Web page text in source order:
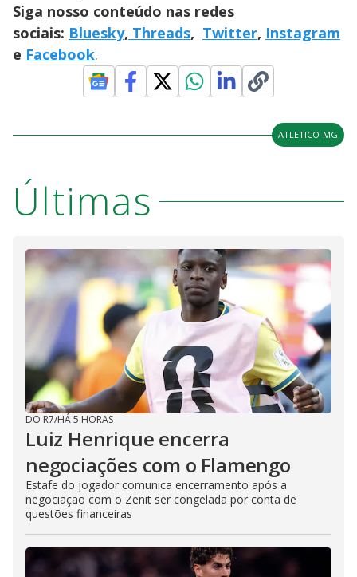
Siga nosso conteúdo nas redes
sociais: Bluesky, Threads, Twitter, Instagram
e Facebook.
ATLETICO-MG
Últimas
DO R7/HÁ 5 HORAS
Luiz Henrique encerra
negociações com o Flamengo
Estafe do jogador comunica encerramento após a
negociação com o Zenit ser congelada por conta de
questões financeiras